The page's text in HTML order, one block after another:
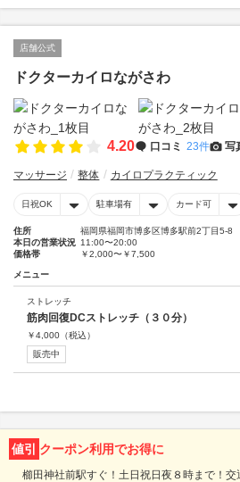
店舗公式
ドクターカイロながさわ
4.20 口コミ 23件 写
マッサージ 整体 カイロプラクティック
日祝OK 駐車場有 カード可
住所
福岡県福岡市博多区博多駅前2丁目5-8
本日の営業状況 11:00〜20:00
価格帯
￥2,000〜￥7,500
メニュー
ストレッチ
筋肉回復DCストレッチ（３０分）
￥4,000 （税込）
販売中
値引 クーポン利用でお得に
櫛田神社前駅すぐ！土日祝日夜８時まで！交